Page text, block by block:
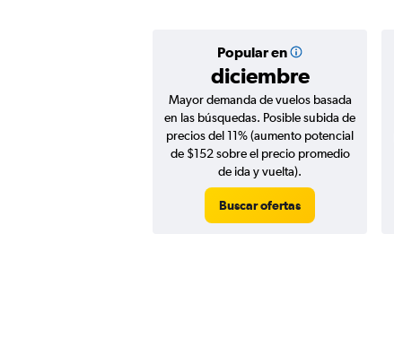
Popular en
diciembre
Mayor demanda de vuelos basada
en las búsquedas. Posible subida de
precios del 11% (aumento potencial
de $152 sobre el precio promedio
de ida y vuelta).
Buscar ofertas